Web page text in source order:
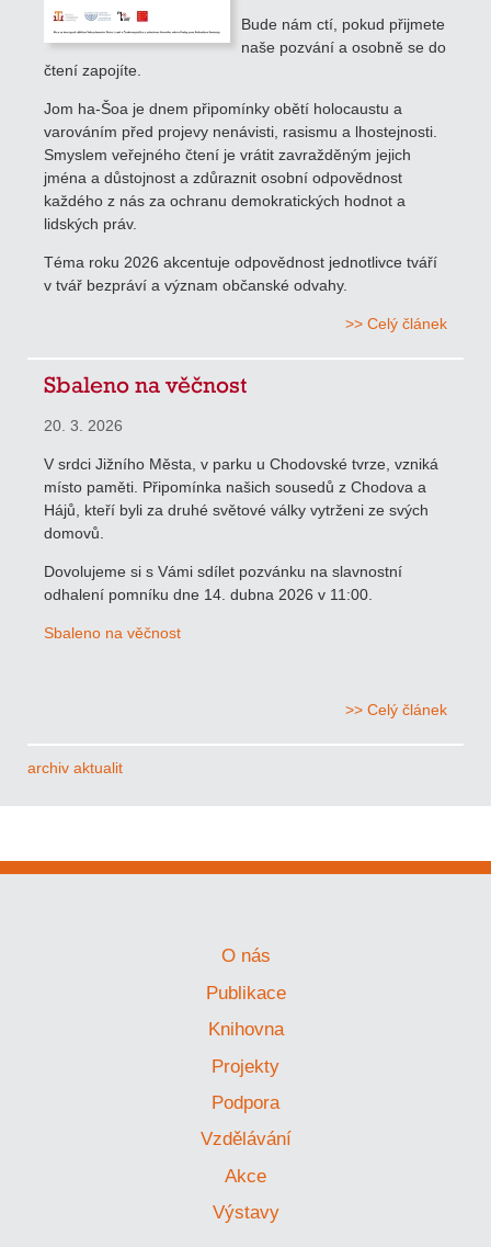
Bude nám ctí, pokud přijmete
naše pozvání a osobně se do
čtení zapojíte.
Jom ha-Šoa je dnem připomínky obětí holocaustu a
varováním před projevy nenávisti, rasismu a lhostejnosti.
Smyslem veřejného čtení je vrátit zavražděným jejich
jména a důstojnost a zdůraznit osobní odpovědnost
každého z nás za ochranu demokratických hodnot a
lidských práv.
Téma roku 2026 akcentuje odpovědnost jednotlivce tváří
v tvář bezpráví a význam občanské odvahy.
>> Celý článek
Sbaleno na věčnost
20. 3. 2026
V srdci Jižního Města, v parku u Chodovské tvrze, vzniká
místo paměti. Připomínka našich sousedů z Chodova a
Hájů, kteří byli za druhé světové války vytrženi ze svých
domovů.
Dovolujeme si s Vámi sdílet pozvánku na slavnostní
odhalení pomníku dne 14. dubna 2026 v 11:00.
Sbaleno na věčnost
>> Celý článek
archiv aktualit
O nás
Publikace
Knihovna
Projekty
Podpora
Vzdělávání
Akce
Výstavy